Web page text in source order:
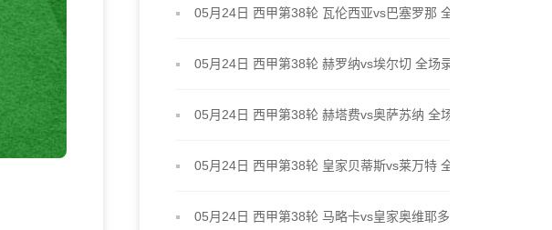
05月24日 西甲第38轮 瓦伦西亚vs巴塞罗那 全场录像
05月24日 西甲第38轮 赫罗纳vs埃尔切 全场录像
05月24日 西甲第38轮 赫塔费vs奥萨苏纳 全场录像
05月24日 西甲第38轮 皇家贝蒂斯vs莱万特 全场录像
05月24日 西甲第38轮 马略卡vs皇家奥维耶多 全场录